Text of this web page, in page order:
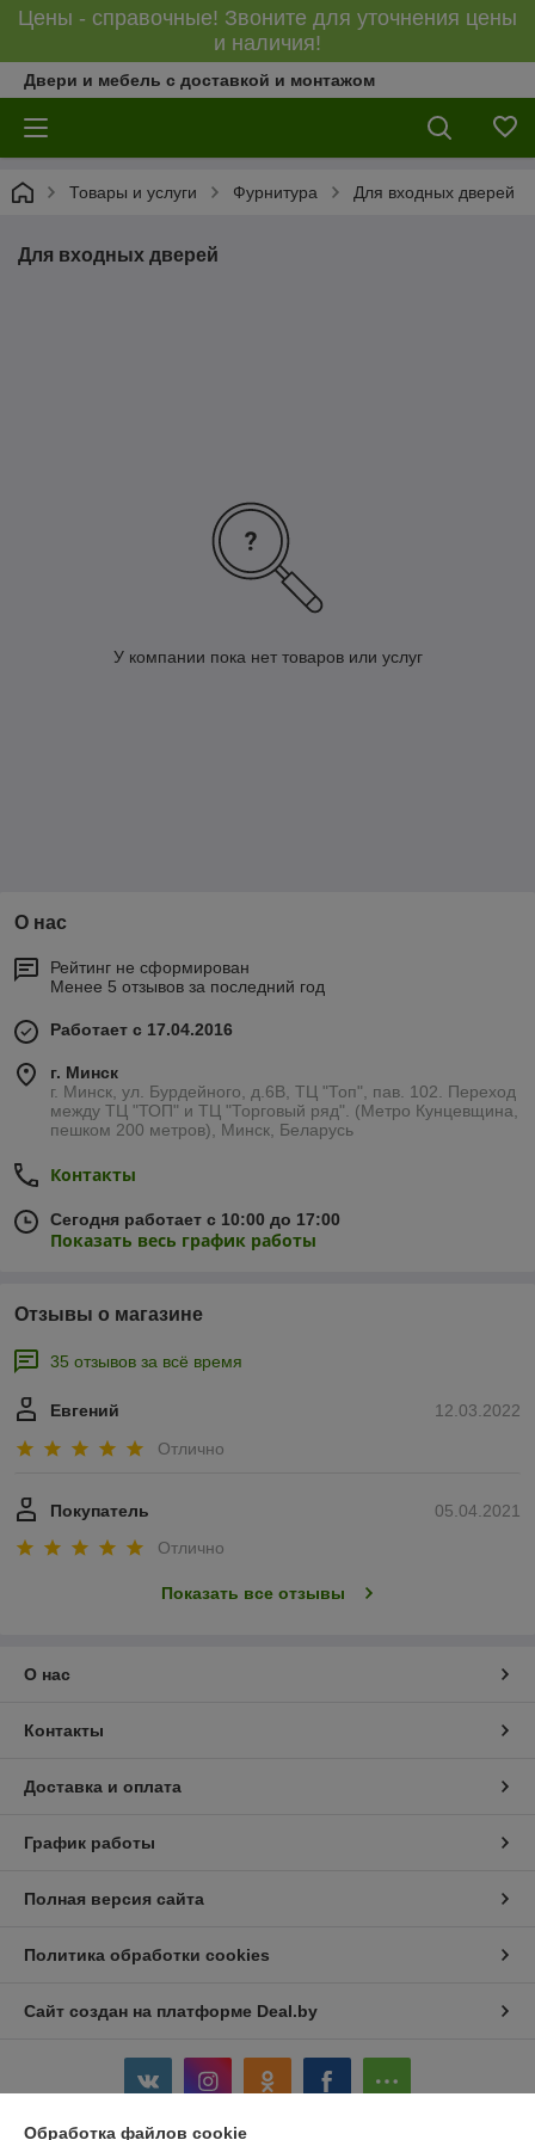
Цены - справочные! Звоните для уточнения цены
и наличия!
Двери и мебель с доставкой и монтажом
Товары и услуги Фурнитура Для входных дверей
Для входных дверей
У компании пока нет товаров или услуг
О нас
Рейтинг не сформирован
Менее 5 отзывов за последний год
Работает с 17.04.2016
г. Минск
г. Минск, ул. Бурдейного, д.6В, ТЦ "Топ", пав. 102. Переход
между ТЦ "ТОП" и ТЦ "Торговый ряд". (Метро Кунцевщина,
пешком 200 метров), Минск, Беларусь
Контакты
Сегодня работает с 10:00 до 17:00
Показать весь график работы
Отзывы о магазине
35 отзывов за всё время
12.03.2022
Евгений
Отлично
05.04.2021
Покупатель
Отлично
Показать все отзывы
О нас
Контакты
Доставка и оплата
График работы
Полная версия сайта
Политика обработки cookies
Сайт создан на платформе Deal.by
Обработка файлов cookie